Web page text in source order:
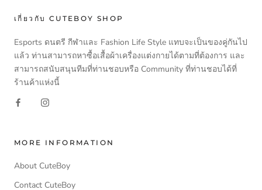
เกี่ยวกับ CUTEBOY SHOP
Esports ดนตรี กีฬาและ Fashion Life Style แทบจะเป็นของคู่กันไป
แล้ว ท่านสามารถหาซื้อเสื้อผ้าเครื่องแต่งกายได้ตามที่ต้องการ และ
สามารถสนับสนุนทีมที่ท่านชอบหรือ Community ที่ท่านชอบได้ที่
ร้านค้าแห่งนี้
MORE INFORMATION
About CuteBoy
Contact CuteBoy